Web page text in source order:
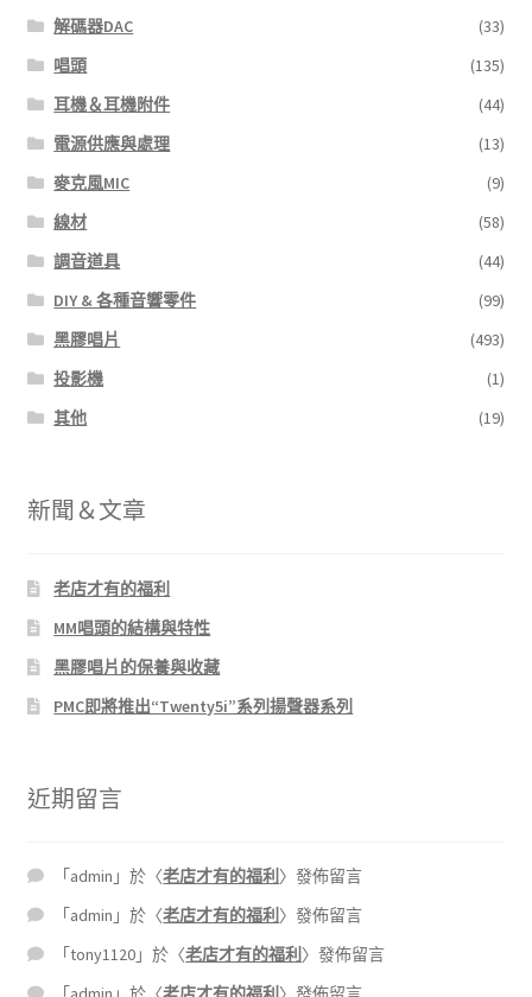
解碼器DAC
(33)
唱頭
(135)
耳機＆耳機附件
(44)
電源供應與處理
(13)
麥克風MIC
(9)
線材
(58)
調音道具
(44)
DIY & 各種音響零件
(99)
黑膠唱片
(493)
投影機
(1)
其他
(19)
新聞＆文章
老店才有的福利
MM唱頭的結構與特性
黑膠唱片的保養與收藏
PMC即將推出“Twenty5i”系列揚聲器系列
近期留言
「 admin 」於〈老店才有的福利 〉發佈留言
「 admin 」於〈老店才有的福利 〉發佈留言
「tony1120 」於〈老店才有的福利 〉發佈留言